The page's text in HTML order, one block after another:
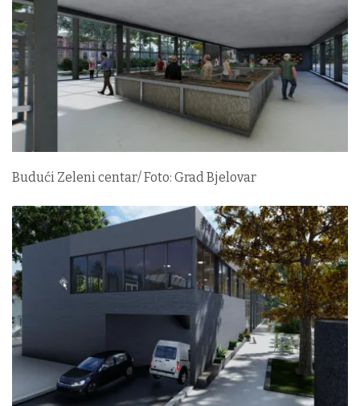
Budući Zeleni centar/ Foto: Grad Bjelovar